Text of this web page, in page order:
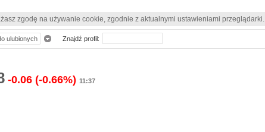
zgodę na używanie cookie, zgodnie z aktualnymi ustawieniami przeglądarki.
-0.06 (-0.66%) 11:37
ulubionych Znajdź profil: